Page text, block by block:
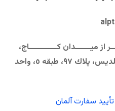
از ميــــــدان كـــــــــــاج،
بعد از علی اکبر(12)، ساختمان گلديس، پلاك ٩٧، طبقه ٥، واحد
سفارت آلمان